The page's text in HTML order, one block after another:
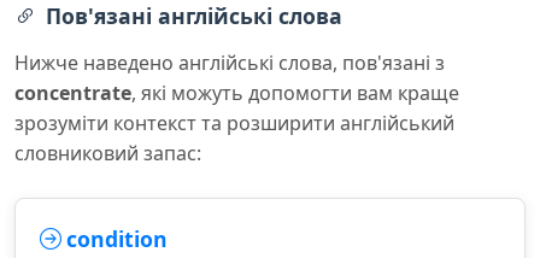
Пов'язані англійські слова
Нижче наведено англійські слова, пов'язані з
concentrate, які можуть допомогти вам краще
зрозуміти контекст та розширити англійський
словниковий запас:
condition